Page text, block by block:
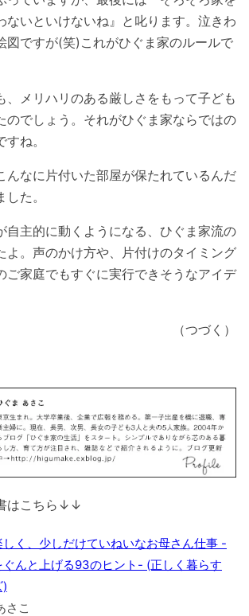
ないといけないね』と叱ります。泣きわ
図ですが(笑)これがひぐま家のルールで
、メリハリのある厳しさをもって子ども
のでしょう。それがひぐま家ならではの
ね。
んなに片付いた部屋が保たれているんだ
た。
自主的に動くようになる、ひぐま家流の
よ。声のかけ方や、片付けのタイミング
ご家庭でもすぐに実行できそうなアイデ
（つづく）
はこちら↓↓
しく、少しだけていねいなお母さん仕事 -
ぐんと上げる93のヒント- (正しく暮らす
)
さこ